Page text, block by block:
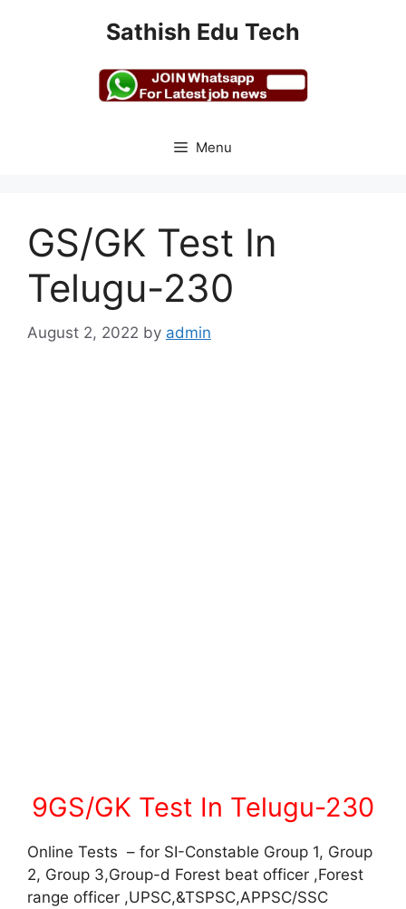
Sathish Edu Tech
Menu
GS/GK Test In
Telugu-230
August 2, 2022 by admin
9GS/GK Test In Telugu-230
Online Tests – for SI-Constable Group 1, Group
2, Group 3,Group-d Forest beat officer ,Forest
range officer ,UPSC,&TSPSC,APPSC/SSC